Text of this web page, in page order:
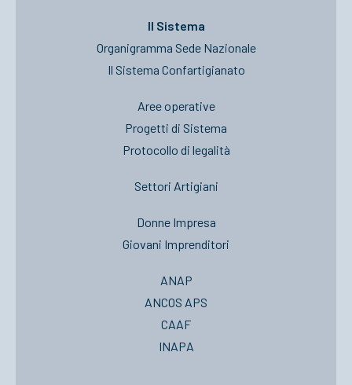
Il Sistema
Organigramma Sede Nazionale
Il Sistema Confartigianato
Aree operative
Progetti di Sistema
Protocollo di legalità
Settori Artigiani
Donne Impresa
Giovani Imprenditori
ANAP
ANCOS APS
CAAF
INAPA